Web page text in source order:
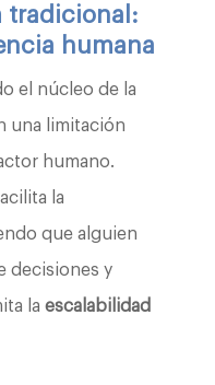
tradicional:
humana
el núcleo de la
una limitación
humano.
la
que alguien
decisiones y
la escalabilidad